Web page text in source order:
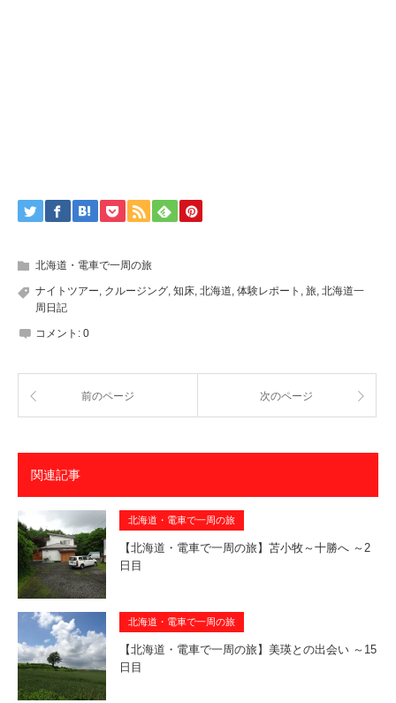
北海道・電車で一周の旅
ナイトツアー, クルージング, 知床, 北海道, 体験レポート , 旅, 北海道一
周日記
コメント: 0
前のページ 次のページ
関連記事
北海道・電車で一周の旅
【北海道・電車で一周の旅】苫小牧～十勝へ ～2
日目
北海道・電車で一周の旅
【北海道・電車で一周の旅】美瑛との出会い ～15
日目